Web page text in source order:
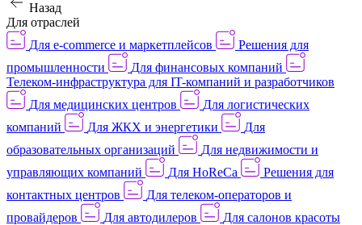
Назад
Для отраслей
Для e-commerce и маркетплейсов
Решения для
промышленности
Для финансовых компаний
Телеком-инфраструктура для IT-компаний и разработчиков
Для медицинских центров
Для логистических
компаний
Для ЖКХ и энергетики
Для
образовательных организаций
Для недвижимости и
управляющих компаний
Для HoReCa
Решения для
контактных центров
Для телеком-операторов и
провайдеров
Для автодилеров
Для салонов красоты